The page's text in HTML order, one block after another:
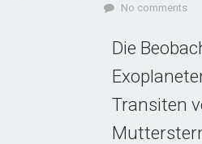
No comments
Die
Transiten